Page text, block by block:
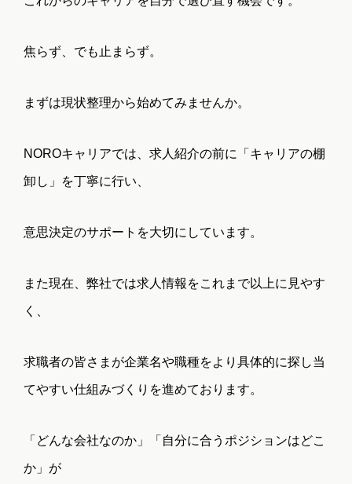
キャリアアドバ
私たちの想い
FAQ
よくある質問 会社情報
CONTACT
焦らず、でも止まらず。
まずは現状整理から始めてみませんか。
NOROキャリアでは、求人紹介の前に「キャリアの棚
卸し」を丁寧に行い、
意思決定のサポートを大切にしています。
また現在、弊社では求人情報をこれまで以上に見やす
く、
求職者の皆さまが企業名や職種をより具体的に探し当
てやすい仕組みづくりを進めております。
「どんな会社なのか」「自分に合うポジションはどこ
か」が